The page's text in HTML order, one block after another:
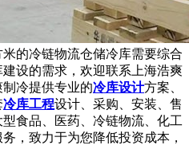
的冷链物流仓储冷库需要综合
设的需求，欢迎联系上海浩爽
冷提供专业的冷库设计方案、
冷库工程设计、采购、安装、售
食品、医药、冷链物流、化工
，致力于为您降低投资成本，